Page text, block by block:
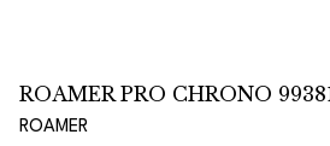
ROAMER PRO CHRONO
ROAMER